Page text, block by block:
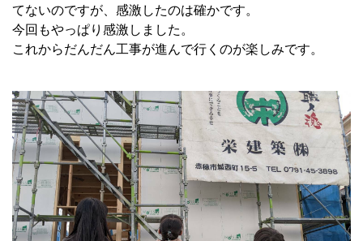
てないのですが、感激したのは確かです。
今回もやっぱり感激しました。
これからだんだん工事が進んで行くのが楽しみです。